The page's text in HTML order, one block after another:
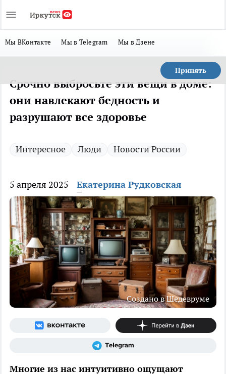
Мы ВКонтакте Мы в Telegram Мы в Дзене
Принять
Срочно выбросьте эти вещи в доме:
они навлекают бедность и
разрушают все здоровье
Интересное Люди Новости России
5 апреля 2025 Екатерина Рудковская
Создано в Шедевруме
Многие из нас интуитивно ощущают